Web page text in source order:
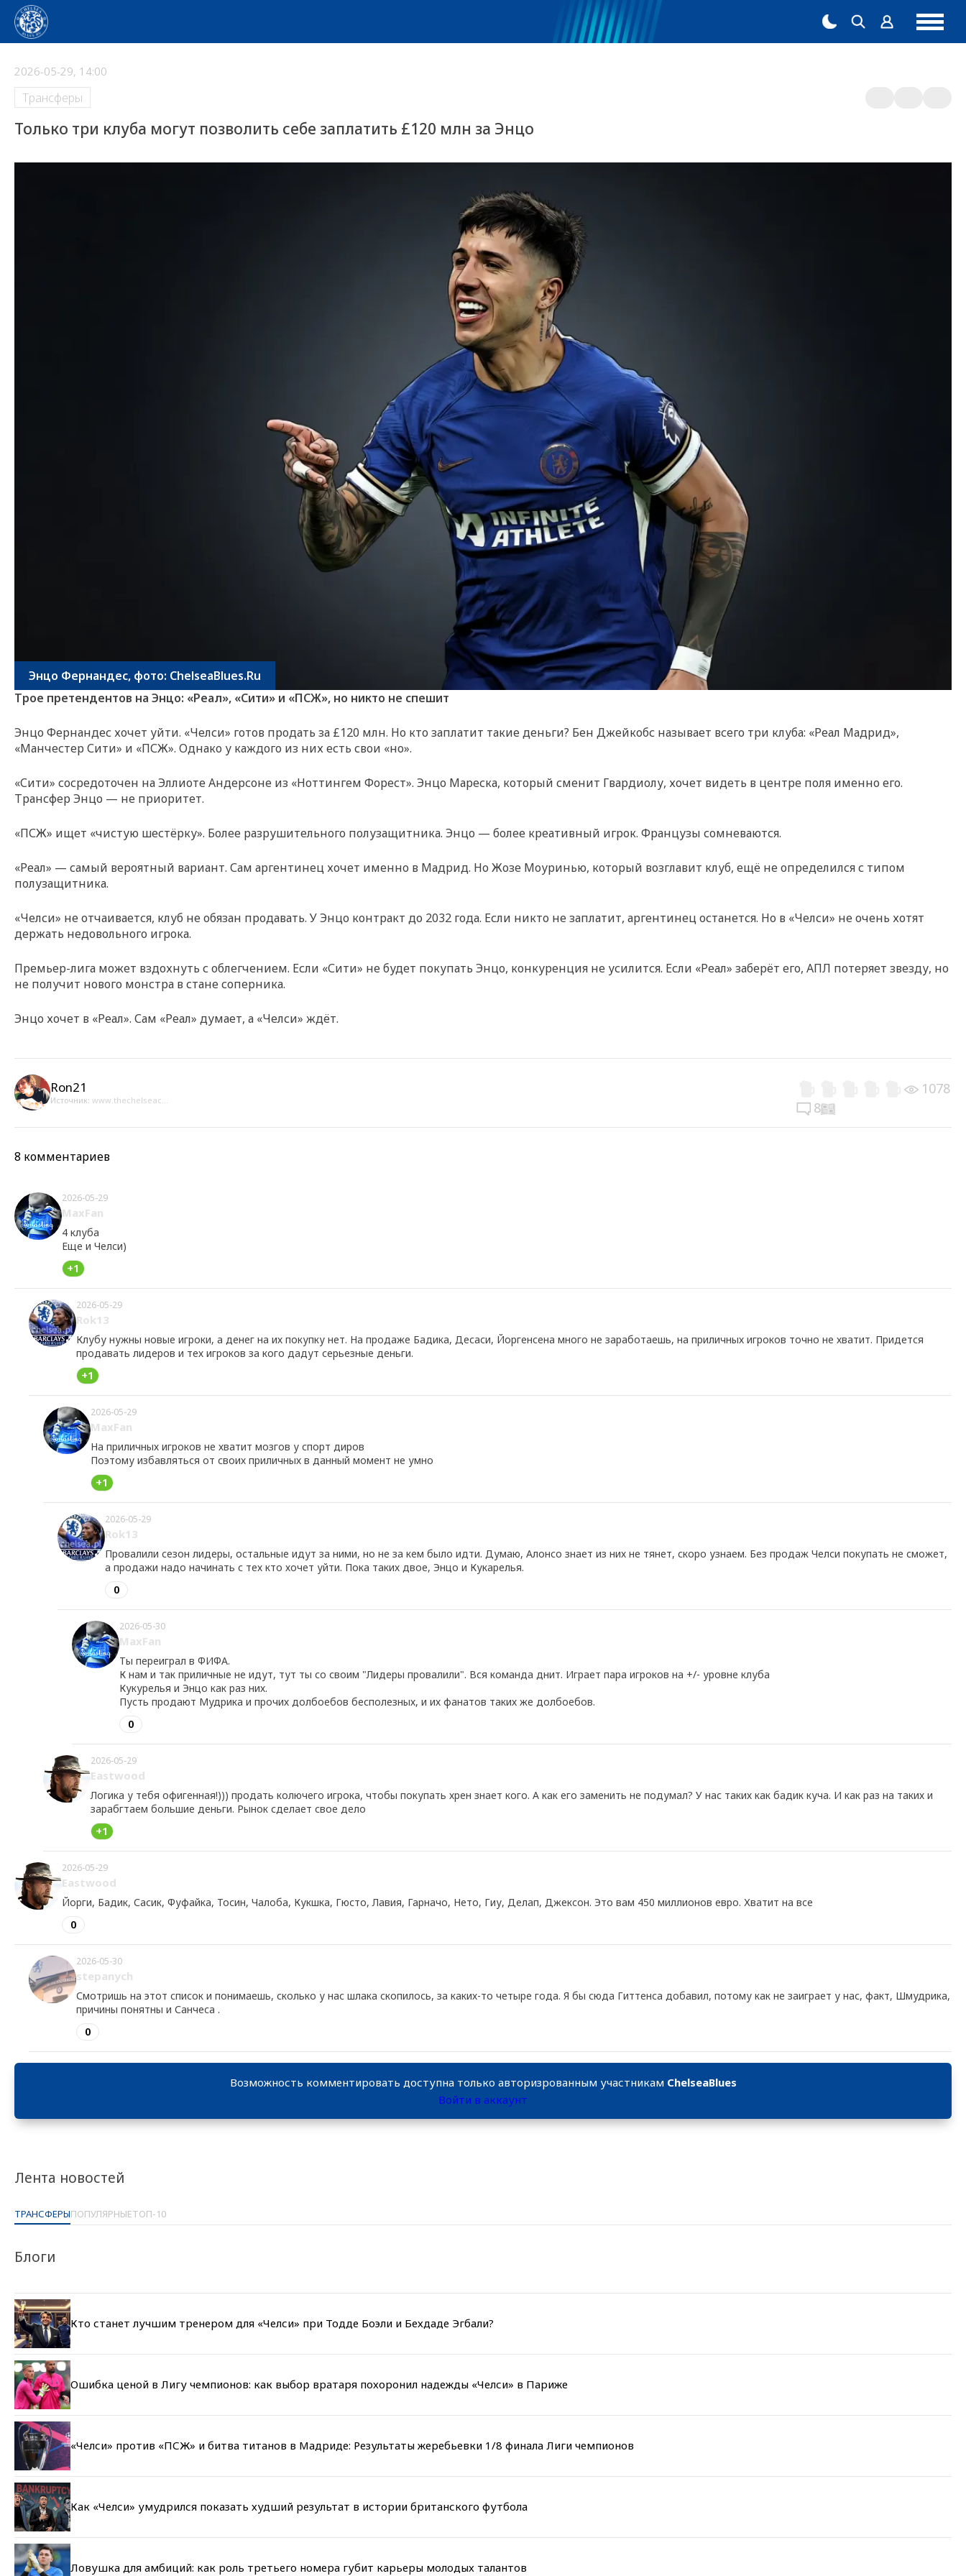
Лента новостей
ТРАНСФЕРЫПОПУЛЯРНЫЕТОП-10
Блоги
Кто станет лучшим тренером для «Челси» при Тодде Боэли и Бехдаде Эгбали?
Ошибка ценой в Лигу чемпионов: как выбор вратаря похоронил надежды «Челси» в Париже
«Челси» против «ПСЖ» и битва титанов в Мадриде: Результаты жеребьевки 1/8 финала Лиги чемпионов
Как «Челси» умудрился показать худший результат в истории британского футбола
Ловушка для амбиций: как роль третьего номера губит карьеры молодых талантов
2026-05-29, 14:00
Трансферы
Только три клуба могут позволить себе заплатить £120 млн за Энцо
Энцо Фернандес, фото: ChelseaBlues.Ru
Трое претендентов на Энцо: «Реал», «Сити» и «ПСЖ», но никто не спешит
Энцо Фернандес хочет уйти. «Челси» готов продать за £120 млн. Но кто заплатит такие деньги? Бен Джейкобс называет всего три клуба: «Реал Мадрид»,
«Манчестер Сити» и «ПСЖ». Однако у каждого из них есть свои «но».
«Сити» сосредоточен на Эллиоте Андерсоне из «Ноттингем Форест». Энцо Мареска, который сменит Гвардиолу, хочет видеть в центре поля именно его.
Трансфер Энцо — не приоритет.
«ПСЖ» ищет «чистую шестёрку». Более разрушительного полузащитника. Энцо — более креативный игрок. Французы сомневаются.
«Реал» — самый вероятный вариант. Сам аргентинец хочет именно в Мадрид. Но Жозе Моуринью, который возглавит клуб, ещё не определился с типом
полузащитника.
«Челси» не отчаивается, клуб не обязан продавать. У Энцо контракт до 2032 года. Если никто не заплатит, аргентинец останется. Но в «Челси» не очень хотят
держать недовольного игрока.
Премьер-лига может вздохнуть с облегчением. Если «Сити» не будет покупать Энцо, конкуренция не усилится. Если «Реал» заберёт его, АПЛ потеряет звезду, но
не получит нового монстра в стане соперника.
Энцо хочет в «Реал». Сам «Реал» думает, а «Челси» ждёт.
Ron21
Источник: www.thechelseac...
1078
8
8 комментариев
2026-05-29
MaxFan
4 клуба
Еще и Челси)
+1
2026-05-29
Rok13
Клубу нужны новые игроки, а денег на их покупку нет. На продаже Бадика, Десаси, Йоргенсена много не заработаешь, на приличных игроков точно не хватит. Придется
продавать лидеров и тех игроков за кого дадут серьезные деньги.
+1
2026-05-29
MaxFan
На приличных игроков не хватит мозгов у спорт диров
Поэтому избавляться от своих приличных в данный момент не умно
+1
2026-05-29
Rok13
Провалили сезон лидеры, остальные идут за ними, но не за кем было идти. Думаю, Алонсо знает из них не тянет, скоро узнаем. Без продаж Челси покупать не сможет,
а продажи надо начинать с тех кто хочет уйти. Пока таких двое, Энцо и Кукарелья.
0
2026-05-30
MaxFan
Ты переиграл в ФИФА.
К нам и так приличные не идут, тут ты со своим "Лидеры провалили". Вся команда днит. Играет пара игроков на +/- уровне клуба
Кукурелья и Энцо как раз них.
Пусть продают Мудрика и прочих долбоебов бесполезных, и их фанатов таких же долбоебов.
0
2026-05-29
Eastwood
Логика у тебя офигенная!))) продать колючего игрока, чтобы покупать хрен знает кого. А как его заменить не подумал? У нас таких как бадик куча. И как раз на таких и
зарабгтаем большие деньги. Рынок сделает свое дело
+1
2026-05-29
Eastwood
Йорги, Бадик, Сасик, Фуфайка, Тосин, Чалоба, Кукшка, Гюсто, Лавия, Гарначо, Нето, Гиу, Делап, Джексон. Это вам 450 миллионов евро. Хватит на все
0
2026-05-30
stepanych
Смотришь на этот список и понимаешь, сколько у нас шлака скопилось, за каких-то четыре года. Я бы сюда Гиттенса добавил, потому как не заиграет у нас, факт, Шмудрика,
причины понятны и Санчеса .
0
Возможность комментировать доступна только авторизрованным участникам ChelseaBlues
Войти в аккаунт